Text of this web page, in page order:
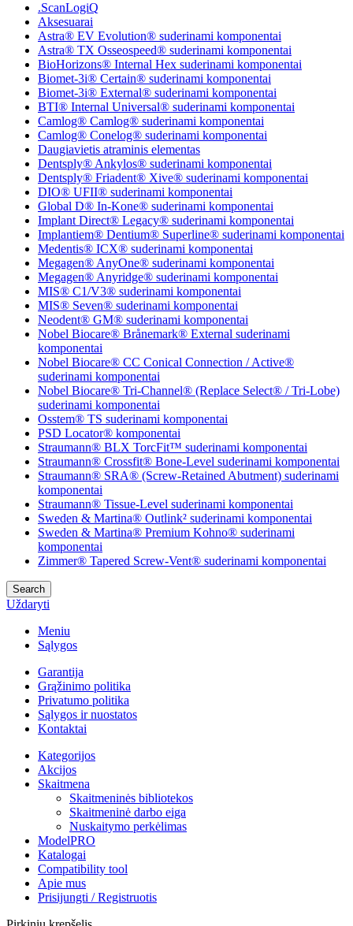
.ScanLogiQ
Aksesuarai
Astra® EV Evolution® suderinami komponentai
Astra® TX Osseospeed® suderinami komponentai
BioHorizons® Internal Hex suderinami komponentai
Biomet-3i® Certain® suderinami komponentai
Biomet-3i® External® suderinami komponentai
BTI® Internal Universal® suderinami komponentai
Camlog® Camlog® suderinami komponentai
Camlog® Conelog® suderinami komponentai
Daugiavietis atraminis elementas
Dentsply® Ankylos® suderinami komponentai
Dentsply® Friadent® Xive® suderinami komponentai
DIO® UFII® suderinami komponentai
Global D® In-Kone® suderinami komponentai
Implant Direct® Legacy® suderinami komponentai
Implantiem® Dentium® Superline® suderinami komponentai
Medentis® ICX® suderinami komponentai
Megagen® AnyOne® suderinami komponentai
Megagen® Anyridge® suderinami komponentai
MIS® C1/V3® suderinami komponentai
MIS® Seven® suderinami komponentai
Neodent® GM® suderinami komponentai
Nobel Biocare® Brånemark® External suderinami
komponentai
Nobel Biocare® CC Conical Connection / Active®
suderinami komponentai
Nobel Biocare® Tri-Channel® (Replace Select® / Tri-Lobe)
suderinami komponentai
Osstem® TS suderinami komponentai
PSD Locator® komponentai
Straumann® BLX TorcFit™ suderinami komponentai
Straumann® Crossfit® Bone-Level suderinami komponentai
Straumann® SRA® (Screw-Retained Abutment) suderinami
komponentai
Straumann® Tissue-Level suderinami komponentai
Sweden & Martina® Outlink² suderinami komponentai
Sweden & Martina® Premium Kohno® suderinami
komponentai
Zimmer® Tapered Screw-Vent® suderinami komponentai
Search
Uždaryti
Meniu
Sąlygos
Garantija
Grąžinimo politika
Privatumo politika
Sąlygos ir nuostatos
Kontaktai
Kategorijos
Akcijos
Skaitmena
Skaitmeninės bibliotekos
Skaitmeninė darbo eiga
Nuskaitymo perkėlimas
ModelPRO
Katalogai
Compatibility tool
Apie mus
Prisijungti / Registruotis